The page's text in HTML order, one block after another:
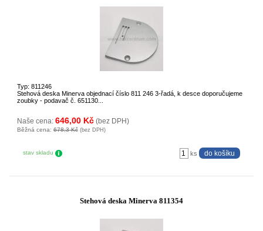
Typ: 811246
Stehová deska Minerva objednací číslo 811 246 3-řadá, k desce doporučujeme
zoubky - podavač č. 651130...
Naše cena: 646,00 Kč (bez DPH)
Běžná cena: 678,3 Kč (bez DPH)
stav skladu ks
Stehová deska Minerva 811354